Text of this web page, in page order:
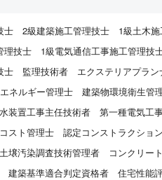
士 2級建築施工管理技士 1級土木
理技士
1級電気通信工事施工管理技
士
監理技術者 エクステリアプラン
エネルギー管理士 建築物環境衛生管
装置工事主任技術者 第一種電気工
スト管理士 認定コンストラクショ
土壌汚染調査技術管理者 コンクリー
建築基準適合判定資格者 住宅性能